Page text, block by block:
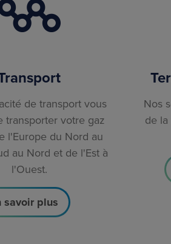
de transport vous
transporter votre gaz
l'Europe du Nord au
au Nord et de l'Est à
l'Ouest.
savoir plus
Nos
de